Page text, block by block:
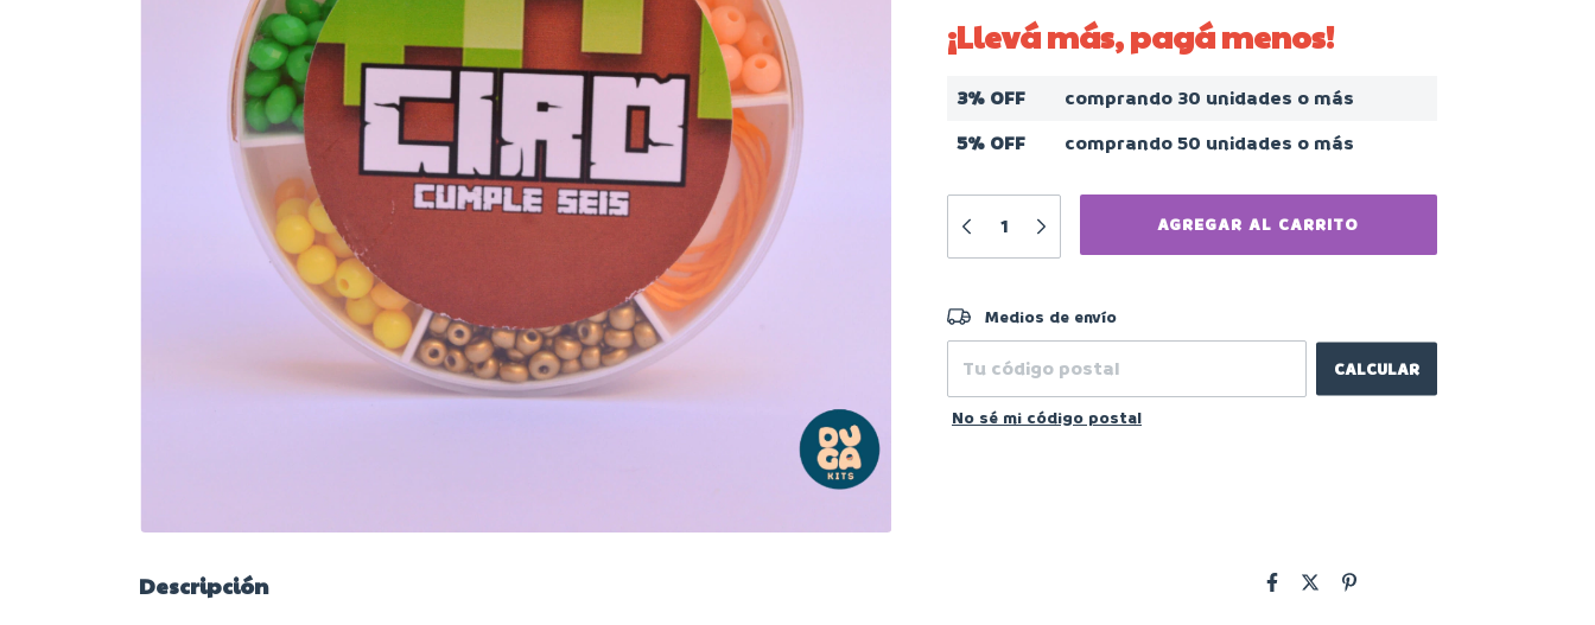
¡Llevá más, pagá menos!
3% OFF
comprando 30 unidades o más
5% OFF
comprando 50 unidades o más
Entregas para el CP:
Medios de envío
CALCULAR
No sé mi código postal
Descripción